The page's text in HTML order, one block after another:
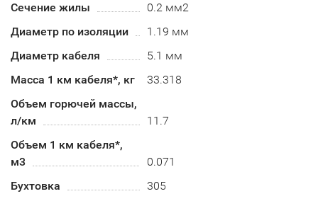
Сечение жилы
0.2 мм2
Диаметр по изоляции
1.19 мм
Диаметр кабеля
5.1 мм
Масса 1 км кабеля*, кг
33.318
Объем горючей массы,
л/км
11.7
Объем 1 км кабеля*,
м3
0.071
Бухтовка
305